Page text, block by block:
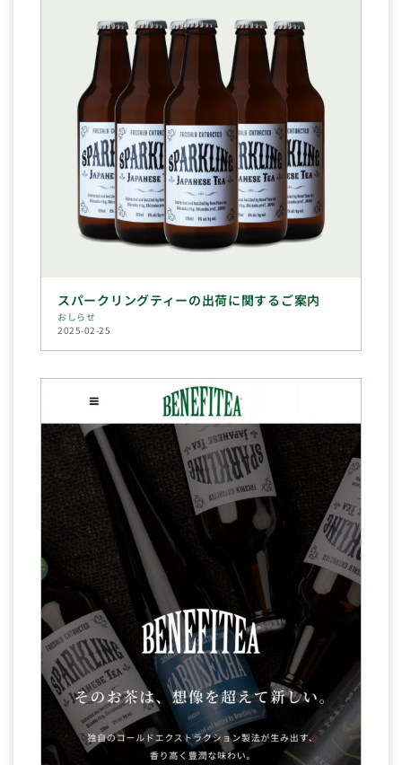
スパークリングティーの出荷に関するご案内
おしらせ
2025-02-25